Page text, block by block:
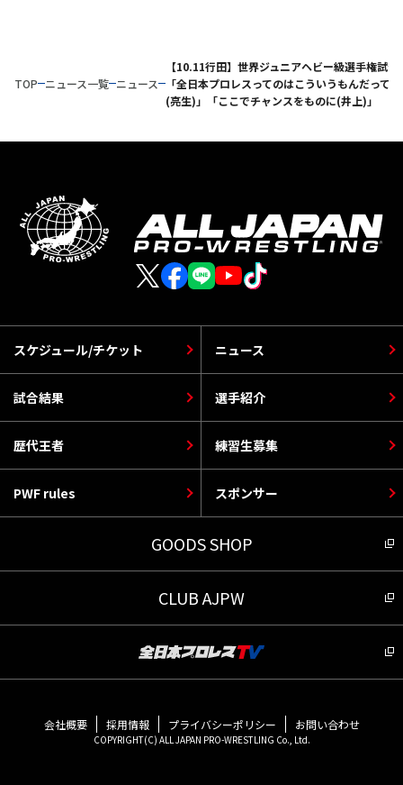
TOP ニュース一覧 ニュース
【10.11行田】世界ジュニアヘビー級選手権試合
「全日本プロレスってのはこういうもんだって
(亮生)」「ここでチャンスをものに(井上)」
スケジュール/チケット
選手紹介
PWF rules
ニュース
歴代王者
スポンサー
試合結果
練習生募集
GOODS SHOP
CLUB AJPW
会社概要 採用情報 プライバシーポリシー お問い合わせ
COPYRIGHT(C) ALL JAPAN PRO-WRESTLING Co., Ltd.